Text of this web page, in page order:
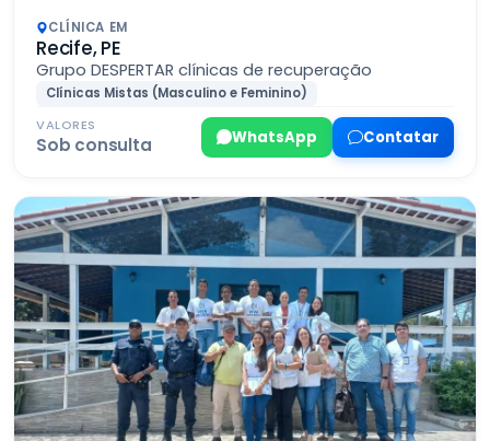
CLÍNICA EM
Recife, PE
Grupo DESPERTAR clínicas de recuperação
Clínicas Mistas (Masculino e Feminino)
VALORES
Sob consulta WhatsApp Contatar